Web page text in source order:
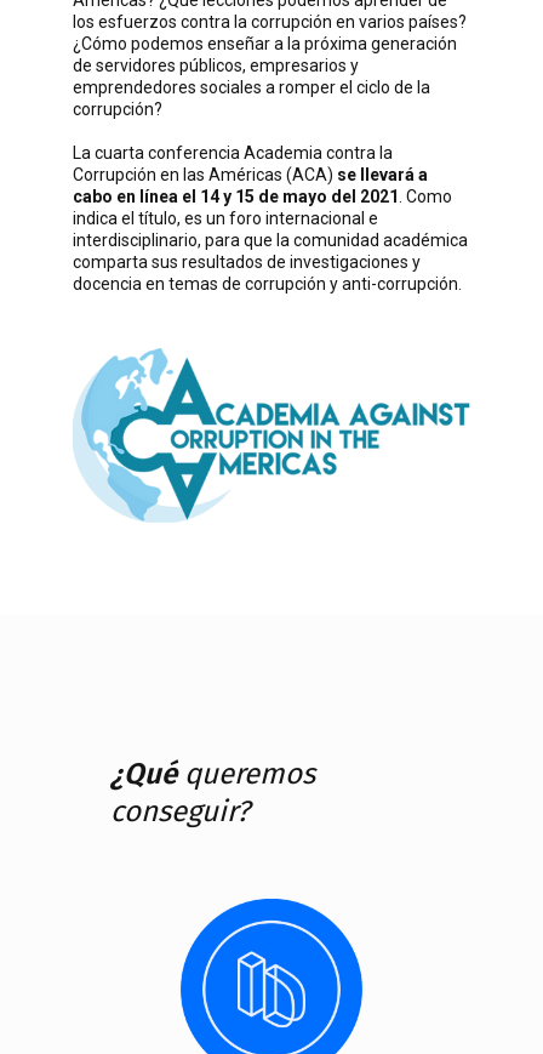
los esfuerzos contra la corrupción en varios países?
¿Cómo podemos enseñar a la próxima generación
de servidores públicos, empresarios y
emprendedores sociales a romper el ciclo de la
corrupción?
La cuarta conferencia Academia contra la
Corrupción en las Américas (ACA) se llevará a
cabo en línea el 14 y 15 de mayo del 2021 . Como
indica el título, es un foro internacional e
interdisciplinario, para que la comunidad académica
comparta sus resultados de investigaciones y
docencia en temas de corrupción y anti-corrupción.
¿Qué queremos
conseguir?